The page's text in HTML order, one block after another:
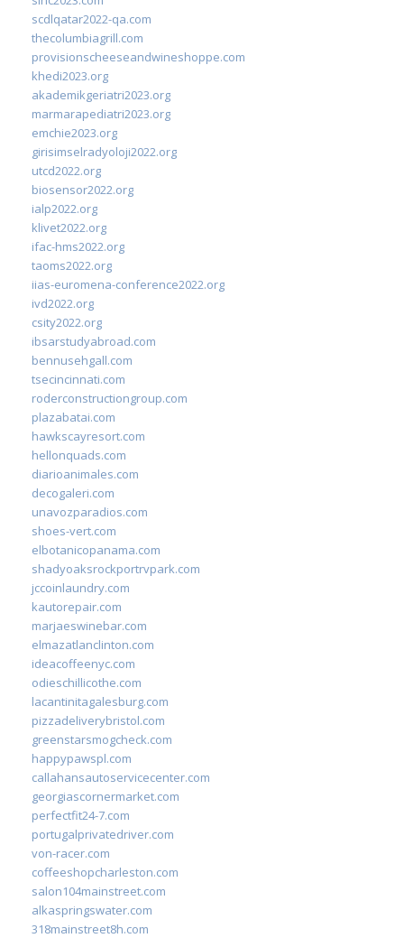
scdlqatar2022-qa.com
thecolumbiagrill.com
provisionscheeseandwineshoppe.com
khedi2023.org
akademikgeriatri2023.org
marmarapediatri2023.org
emchie2023.org
girisimselradyoloji2022.org
utcd2022.org
biosensor2022.org
ialp2022.org
klivet2022.org
ifac-hms2022.org
taoms2022.org
iias-euromena-conference2022.org
ivd2022.org
csity2022.org
ibsarstudyabroad.com
bennusehgall.com
tsecincinnati.com
roderconstructiongroup.com
plazabatai.com
hawkscayresort.com
hellonquads.com
diarioanimales.com
decogaleri.com
unavozparadios.com
shoes-vert.com
elbotanicopanama.com
shadyoaksrockportrvpark.com
jccoinlaundry.com
kautorepair.com
marjaeswinebar.com
elmazatlanclinton.com
ideacoffeenyc.com
odieschillicothe.com
lacantinitagalesburg.com
pizzadeliverybristol.com
greenstarsmogcheck.com
happypawspl.com
callahansautoservicecenter.com
georgiascornermarket.com
perfectfit24-7.com
portugalprivatedriver.com
von-racer.com
coffeeshopcharleston.com
salon104mainstreet.com
alkaspringswater.com
318mainstreet8h.com